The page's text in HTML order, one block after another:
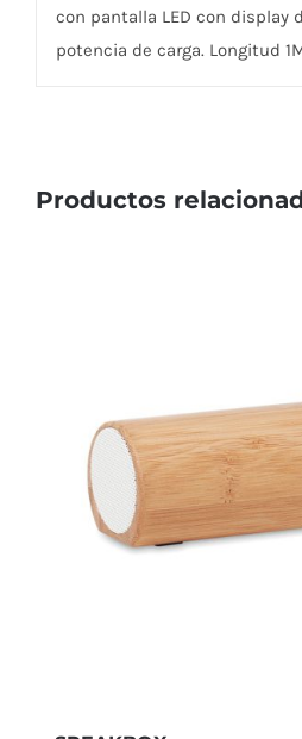
con pantalla LED con display
potencia de carga. Longitud
Productos